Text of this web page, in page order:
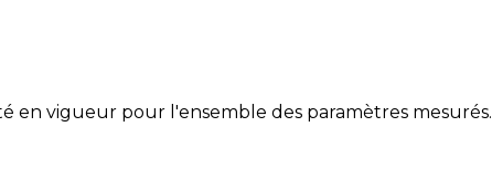
en vigueur pour l'ensemble des paramètres mesurés.